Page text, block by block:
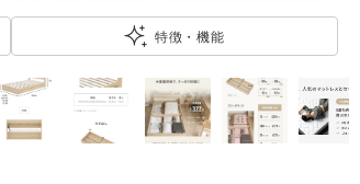
特徴・機能